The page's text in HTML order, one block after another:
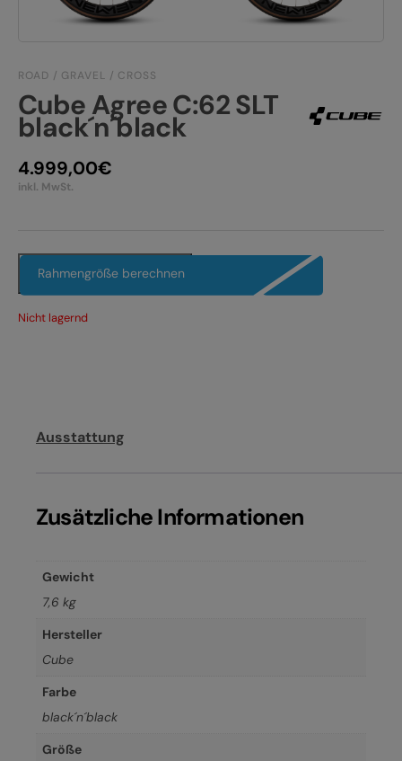
E-BIKE FULLY
E-BIKE TOUR
Alle entdecken
PRODUKTRÜCKRUFE
ROAD / GRAVEL / CROSS
Cube Agree C:62 SLT
black´n´black
4.999,00€
inkl. MwSt.
Rahmengröße berechnen
Nicht lagernd
Ausstattung
Zusätzliche Informationen
Gewicht
7,6 kg
Hersteller
Cube
Farbe
black´n´black
Größe